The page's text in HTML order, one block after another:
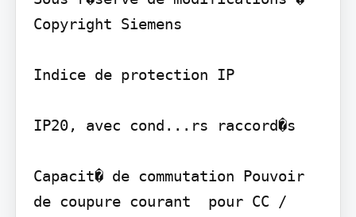
Copyright Siemens
Indice de protection IP
IP20, avec cond...rs raccord�s
Capacit� de commutation Pouvoir
de coupure courant  pour CC /